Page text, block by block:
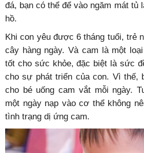
đá, bạn có thể để vào ngăm mát tủ
hồ.
Khi con yêu được 6 tháng tuổi, trẻ
cây hàng ngày. Và cam là một
tốt cho sức khỏe, đặc biệt là sức
cho sự phát triển của con. Vì thế,
cho bé uống cam vắt mỗi ngày.
một ngày nạp vào cơ thể không
tình trạng dị ứng cam.